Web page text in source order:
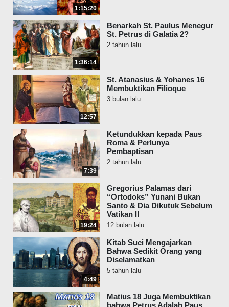
1:15:20
1:36:14
Benarkah St. Paulus Menegur
St. Petrus di Galatia 2?
2 tahun lalu
12:57
St. Atanasius & Yohanes 16
Membuktikan Filioque
3 bulan lalu
7:39
Ketundukkan kepada Paus
Roma & Perlunya
Pembaptisan
2 tahun lalu
19:24
Gregorius Palamas dari
“Ortodoks” Yunani Bukan
Santo & Dia Dikutuk Sebelum
Vatikan II
12 bulan lalu
4:49
Kitab Suci Mengajarkan
Bahwa Sedikit Orang yang
Diselamatkan
5 tahun lalu
Matius 18 Juga Membuktikan
bahwa Petrus Adalah Paus